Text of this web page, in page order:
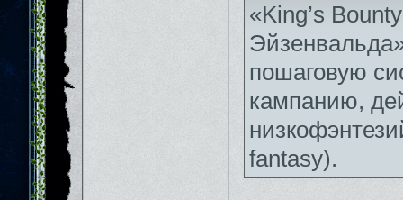
«King’s
пошаговую
кампанию,
fantasy).